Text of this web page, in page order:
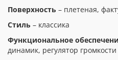
Поверхность – плетеная,
Стиль – классика
Функциональное
динамик, регулятор